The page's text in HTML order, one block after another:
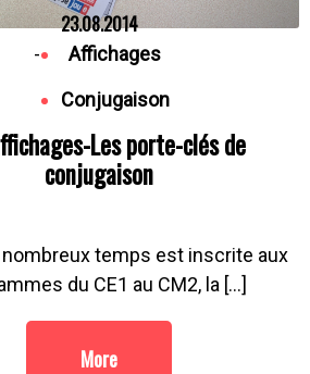
23.08.2014
-
Affichages
Conjugaison
Les porte-clés de
conjugaison
nombreux temps est inscrite aux
du CE1 au CM2, la […]
More